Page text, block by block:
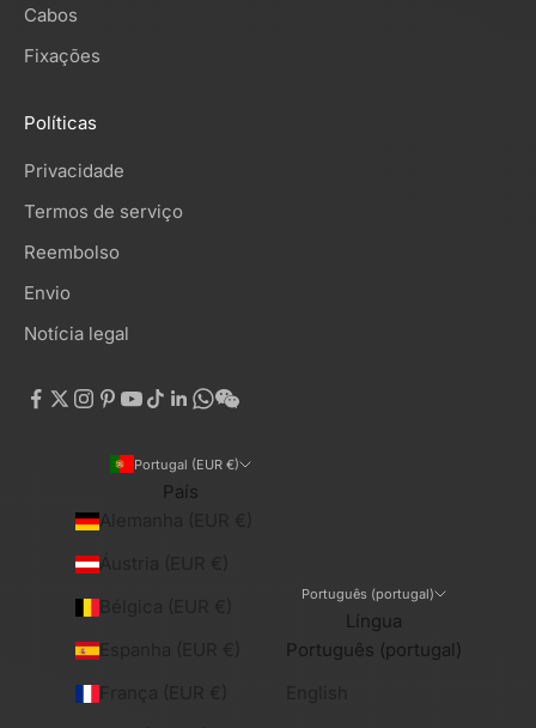
Cabos
Fixações
Políticas
Privacidade
Termos de serviço
Reembolso
Envio
Notícia legal
Portugal (EUR €)
País
Português (portugal)
Língua
Português (portugal)